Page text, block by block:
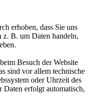
erhoben, dass Sie uns
z. B. um Daten handeln,
Besuch der Website
sind vor allem technische
oder Uhrzeit des
Daten erfolgt automatisch,